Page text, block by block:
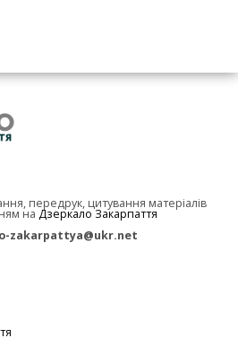
передрук, цитування матеріалів
на Дзеркало Закарпаття
zakarpattya@ukr.net